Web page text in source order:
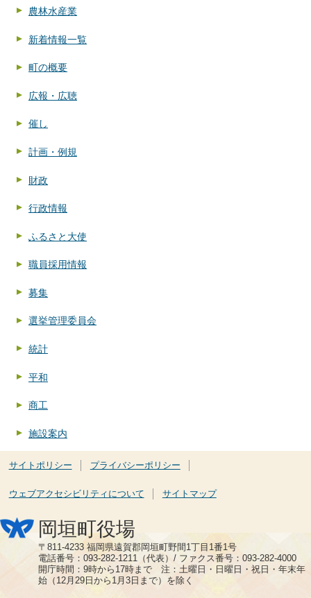
農林水産業
新着情報一覧
町の概要
広報・広聴
催し
計画・例規
財政
行政情報
ふるさと大使
職員採用情報
募集
選挙管理委員会
統計
平和
商工
施設案内
サイトポリシー プライバシーポリシー
ウェブアクセシビリティについて サイトマップ
岡垣町役場
〒811-4233 福岡県遠賀郡岡垣町野間1丁目1番1号
電話番号：093-282-1211（代表）/ ファクス番号：093-282-4000
開庁時間：9時から17時まで 注：土曜日・日曜日・祝日・年末年
始（12月29日から1月3日まで）を除く